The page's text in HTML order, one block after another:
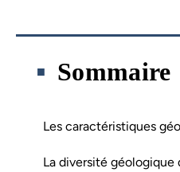
Sommaire
Les caractéristiques
La diversité géologique